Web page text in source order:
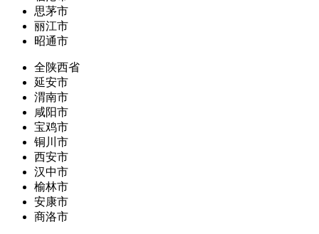
思茅市
丽江市
昭通市
全陕西省
延安市
渭南市
咸阳市
宝鸡市
铜川市
西安市
汉中市
榆林市
安康市
商洛市